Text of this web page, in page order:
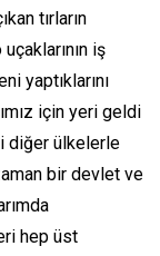
tırların
iş
yaptıklarını
için yeri geldi
diğer ülkelerle
bir devlet ve
hep üst